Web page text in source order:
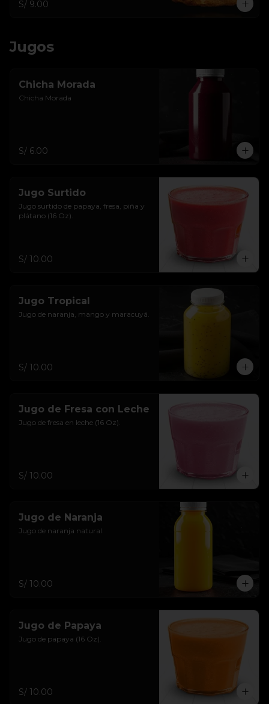
S/ 9.00
Jugos
Chicha Morada
Chicha Morada
S/ 6.00
Jugo Surtido
Jugo surtido de papaya, fresa, piña y
plátano (16 Oz).
S/ 10.00
Jugo Tropical
Jugo de naranja, mango y maracuyá.
S/ 10.00
Jugo de Fresa con Leche
Jugo de fresa en leche (16 Oz).
S/ 10.00
Jugo de Naranja
Jugo de naranja natural.
S/ 10.00
Jugo de Papaya
Jugo de papaya (16 Oz).
S/ 10.00